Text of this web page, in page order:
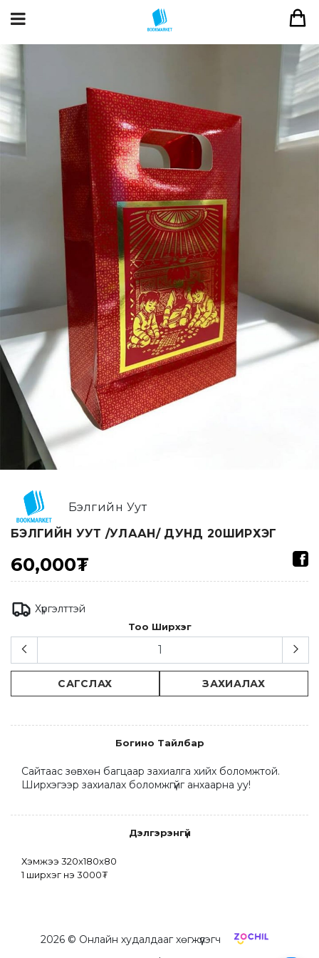
Бэлгийн Уут
БЭЛГИЙН УУТ /УЛААН/ ДУНД 20ШИРХЭГ
60,000₮
Хүргэлттэй
Тоо Ширхэг
САГСЛАХ ЗАХИАЛАХ
Богино Тайлбар
Сайтаас зөвхөн багцаар захиалга хийх боломжтой.
Ширхэгээр захиалах боломжгүйг анхаарна уу!
Дэлгэрэнгүй
Хэмжээ 320x180x80
1 ширхэг үнэ 3000₮
2026© Онлайн худалдааг хөгжүүлэгч